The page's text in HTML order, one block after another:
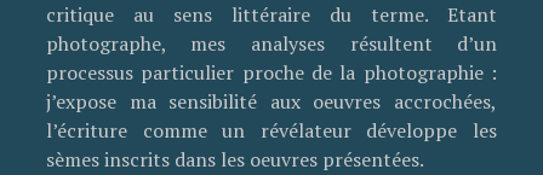
critique au sens littéraire du terme. Etant
photographe, mes analyses résultent d’un
processus particulier proche de la photographie :
j’expose ma sensibilité aux oeuvres accrochées,
l’écriture comme un révélateur développe les
sèmes inscrits dans les oeuvres présentées.